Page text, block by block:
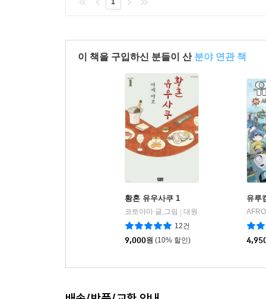
1
이 책을 구입하신 분들이 산 분야 연관 책
황혼 유우사쿠 1
코토야마 글,그림
대원
12건
9,000원 (10% 할인)
유루